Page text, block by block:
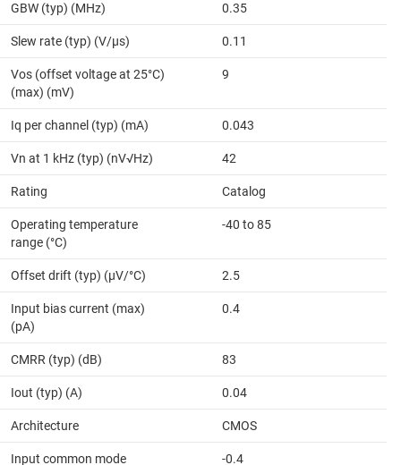
GBW (typ) (MHz) 0.35
Slew rate (typ) (V/µs) 0.11
Vos (offset voltage at 25°C)
(max) (mV)
9
Iq per channel (typ) (mA) 0.043
Vn at 1 kHz (typ) (nV√Hz) 42
Rating Catalog
Operating temperature
range (°C)
-40 to 85
Offset drift (typ) (µV/°C) 2.5
Input bias current (max)
(pA)
0.4
CMRR (typ) (dB) 83
Iout (typ) (A) 0.04
Architecture CMOS
Input common mode
-0.4